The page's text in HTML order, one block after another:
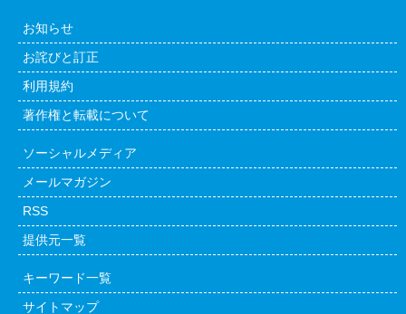
お知らせ
お詫びと訂正
利用規約
著作権と転載について
ソーシャルメディア
メールマガジン
RSS
提供元一覧
キーワード一覧
サイトマップ